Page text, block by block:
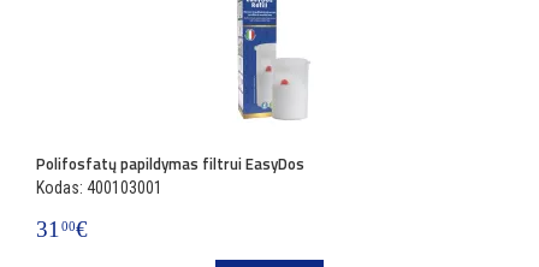
Polifosfatų papildymas filtrui EasyDos
Kodas: 400103001
3100€